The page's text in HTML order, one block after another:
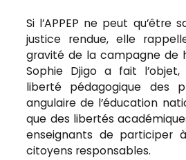
Si l’APPEP ne peut qu’être
justice rendue, elle
gravité de la campagne de
Sophie Djigo a fait
liberté pédagogique des
angulaire de l’éducation
que des libertés
enseignants de participer
citoyens responsables.